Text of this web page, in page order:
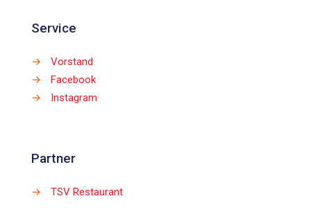
Service
→
Vorstand
→
Facebook
→
Instagram
Partner
→ TSV Restaurant